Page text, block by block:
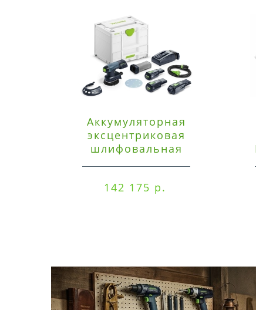
Аккумуляторная
эксцентриковая
шлифовальная
142 175 р.